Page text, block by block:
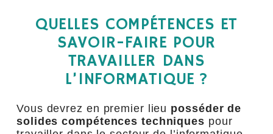
QUELLES COMPÉTENCES ET
SAVOIR-FAIRE POUR
TRAVAILLER DANS
L’INFORMATIQUE ?
Vous devrez en premier lieu posséder de
solides compétences techniques pour